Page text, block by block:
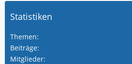
Statistiken
Themen
Beiträge
Mitglieder